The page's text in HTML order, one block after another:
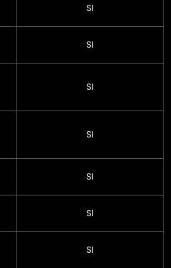
SI
SI
SI
SI
SI
SI
SI